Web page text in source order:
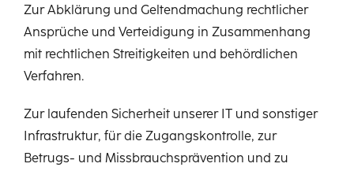
Zur Abklärung und Geltendmachung rechtlicher
Ansprüche und Verteidigung in Zusammenhang
mit rechtlichen Streitigkeiten und behördlichen
Verfahren.
Zur laufenden Sicherheit unserer IT und sonstiger
Infrastruktur, für die Zugangskontrolle, zur
Betrugs- und Missbrauchsprävention und zu